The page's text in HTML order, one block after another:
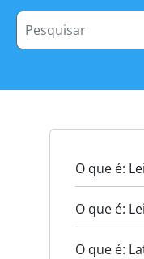
O que é:
O que é:
O que é: